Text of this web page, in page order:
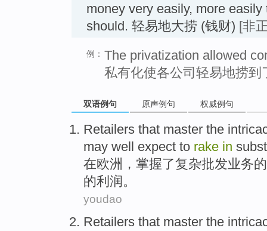
money very easily, more
should. 轻易地大捞 (钱财) [非
例： The privatization allowed
私有化使各公司轻易地捞到
双语例句 原声例句 权威例句
Retailers that master the
may well expect to rake in
在欧洲 ， 掌握了复杂批发业务的
的利润。
youdao
Retailers that master the